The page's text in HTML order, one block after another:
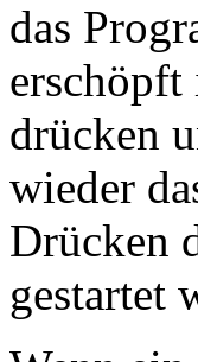
das
erschöpft
drücken
wieder
Drücken
gestartet